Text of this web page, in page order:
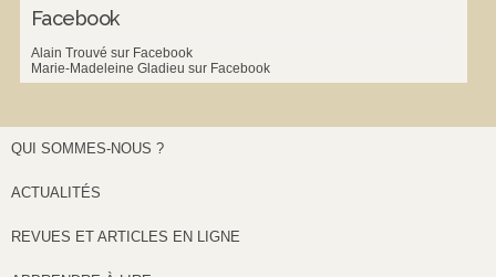
Facebook
Alain Trouvé sur Facebook
Marie-Madeleine Gladieu sur Facebook
QUI SOMMES-NOUS ?
ACTUALITÉS
REVUES ET ARTICLES EN LIGNE